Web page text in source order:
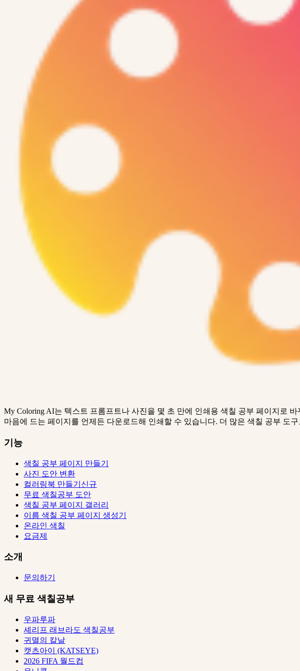
My Coloring AI는 텍스트 프롬프트나 사진을 몇 초 만에 인쇄용 색칠 공부 페이지로
마음에 드는 페이지를 언제든 다운로드해 인쇄할 수 있습니다. 더 많은 색칠 공부 도
기능
색칠 공부 페이지 만들기
사진 도안 변환
컬러링북 만들기 신규
무료 색칠공부 도안
색칠 공부 페이지 갤러리
이름 색칠 공부 페이지 생성기
온라인 색칠
요금제
소개
문의하기
새 무료 색칠공부
우파루파
셰리프 래브라도 색칠공부
귀멸의 칼날
캣츠아이 (KATSEYE)
2026 FIFA 월드컵